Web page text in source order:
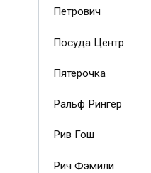
Петрович
Посуда Центр
Пятерочка
Ральф Рингер
Рив Гош
Рич Фэмили